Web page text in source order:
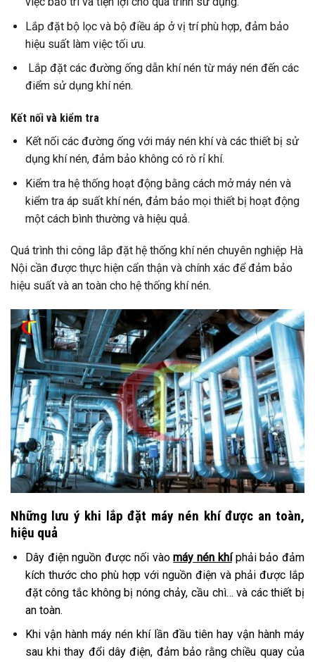
Lắp đặt bộ lọc và bộ điều áp ở vị trí phù hợp, đảm bảo
hiệu suất làm việc tối ưu.
Lắp đặt các đường ống dẫn khí nén từ máy nén đến các
điểm sử dụng khí nén.
Kết nối và kiểm tra
Kết nối các đường ống với máy nén khí và các thiết bị sử
dụng khí nén, đảm bảo không có rò rỉ khí.
Kiểm tra hệ thống hoạt động bằng cách mở máy nén và
kiểm tra áp suất khí nén, đảm bảo mọi thiết bị hoạt động
một cách bình thường và hiệu quả.
Quá trình thi công lắp đặt hệ thống khí nén chuyên nghiệp Hà
Nội cần được thực hiện cẩn thận và chính xác để đảm bảo
hiệu suất và an toàn cho hệ thống khí nén.
Những lưu ý khi lắp đặt máy nén khí được an toàn,
hiệu quả
Dây điện nguồn được nối vàomáy nén khíphải bảo đảm
kích thước cho phù hợp với nguồn điện và phải được lắp
đặt công tắc không bị nóng chảy, cầu chì… và các thiết bị
an toàn.
Khi vận hành máy nén khí lần đầu tiên hay vận hành máy
sau khi thay đổi dây điện, đảm bảo rằng chiều quay của